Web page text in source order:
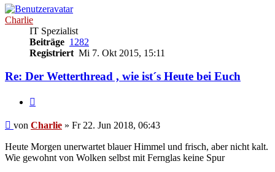
Charlie
IT Spezialist
Beiträge 1282
Registriert Mi 7. Okt 2015, 15:11
Re: Der Wetterthread , wie ist´s Heute bei Euch
Beitrag
von Charlie » Fr 22. Jun 2018, 06:43
Heute Morgen unerwartet blauer Himmel und frisch, aber nicht kalt.
Wie gewohnt von Wolken selbst mit Fernglas keine Spur